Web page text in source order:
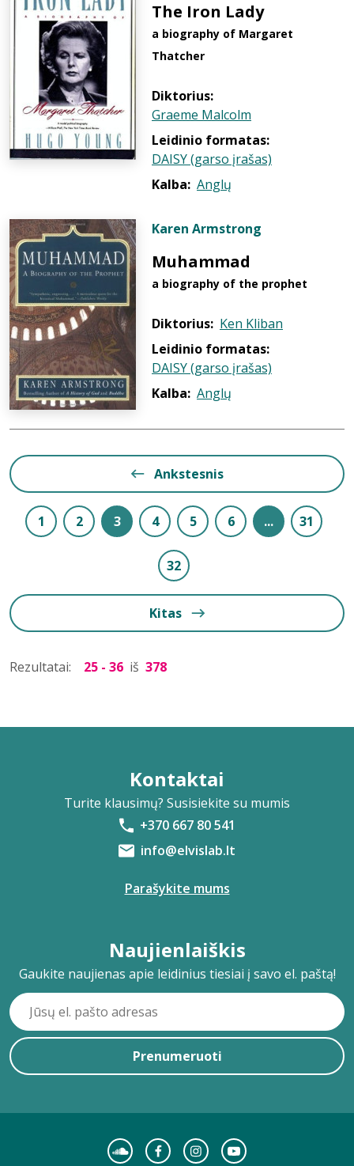
The Iron Lady
a biography of Margaret
Thatcher
Diktorius:
Graeme Malcolm
Leidinio formatas:
DAISY (garso įrašas)
Kalba: Anglų
Karen Armstrong
Muhammad
a biography of the prophet
Diktorius: Ken Kliban
Leidinio formatas:
DAISY (garso įrašas)
Kalba: Anglų
Ankstesnis
1 2 3 4 5 6 ... 31
32
Kitas
Rezultatai: 25 - 36 iš 378
Kontaktai
Turite klausimų? Susisiekite su mumis
+370 667 80 541
info@elvislab.lt
Parašykite mums
Naujienlaiškis
Gaukite naujienas apie leidinius tiesiai į savo el. paštą!
Prenumeruoti